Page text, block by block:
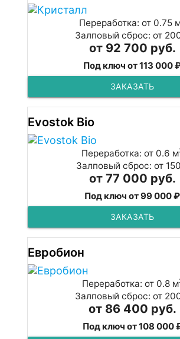
Переработка: от 0.75
Залповый сброс: от
от 92 700 руб.
Под ключ от 113 000
ЗАКАЗАТЬ
Evostok Bio
Переработка: от 0.6 м
Залповый сброс: от
от 77 000 руб.
Под ключ от 99 000 ₽
ЗАКАЗАТЬ
Евробион
Переработка: от 0.8 м
Залповый сброс: от
от 86 400 руб.
Под ключ от 108 000